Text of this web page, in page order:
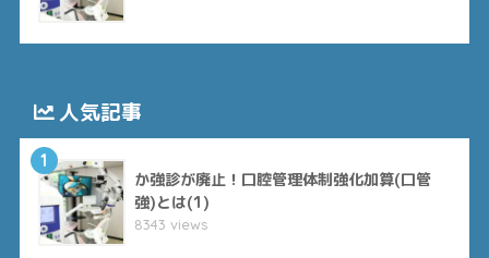
人気記事
1
か強診が廃止！口腔管理体制強化加算(口管
強)とは(1)
8343 views